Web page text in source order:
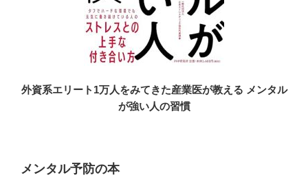
外資系エリート1万人をみてきた産業医が教える メンタル
が強い人の習慣
メンタル予防の本